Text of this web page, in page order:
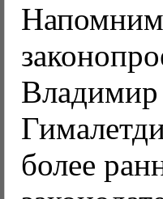
более